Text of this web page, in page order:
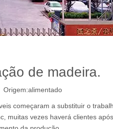
de madeira.
alimentado
começaram a substituir o
muitas vezes haverá clientes